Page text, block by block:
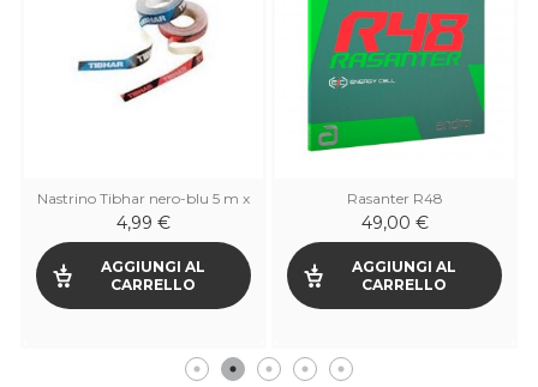
Nastrino Tibhar nero-blu 5 m x
12 mm
4,99 €
AGGIUNGI AL
CARRELLO
Rasanter R48
49,00 €
AGGIUNGI AL
CARRELLO